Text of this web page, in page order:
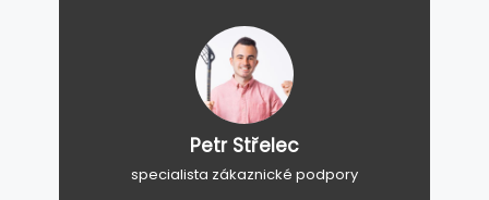
Petr Střelec
specialista zákaznické podpory